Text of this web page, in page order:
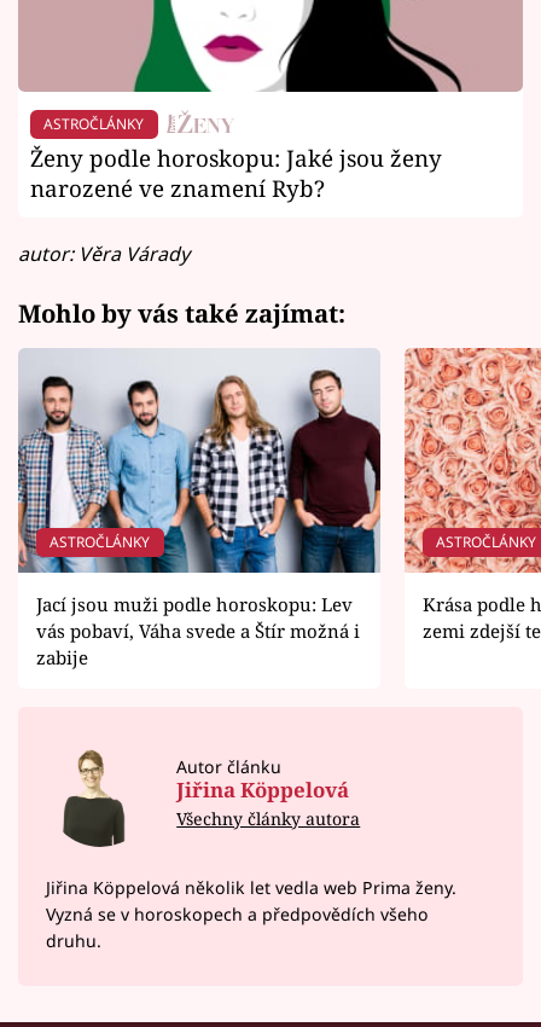
ASTROČLÁNKY
Ženy podle horoskopu: Jaké jsou ženy
narozené ve znamení Ryb?
autor: Věra Várady
Mohlo by vás také zajímat:
ASTROČLÁNKY
Jací jsou muži podle horoskopu: Lev
vás pobaví, Váha svede a Štír možná i
zabije
ASTROČLÁNKY
Krása podle
zemi zdejší
Autor článku
Jiřina Köppelová
Všechny články autora
Jiřina Köppelová několik let vedla web Prima ženy.
Vyzná se v horoskopech a předpovědích všeho
druhu.